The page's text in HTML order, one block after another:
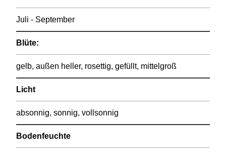
Juli - September
Blüte:
gelb, außen heller, rosettig, gefüllt, mittelgroß
Licht
absonnig, sonnig, vollsonnig
Bodenfeuchte